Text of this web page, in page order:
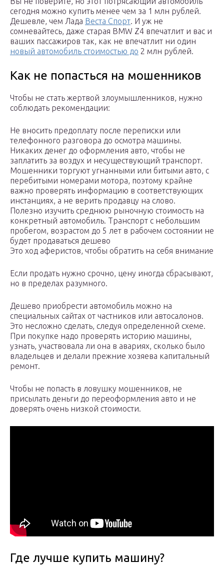
сегодня можно купить менее чем за 1 млн рублей.
Дешевле, чем Лада Веста Спорт. И уж не
сомневайтесь, даже старая BMW Z4 впечатлит и вас и
ваших пассажиров так, как не впечатлит ни один
новый автомобиль стоимостью до 2 млн рублей.
Как не попасться на мошенников
Чтобы не стать жертвой злоумышленников, нужно
соблюдать рекомендации:
Не вносить предоплату после переписки или
телефонного разговора до осмотра машины.
Никаких денег до оформления авто, чтобы не
заплатить за воздух и несуществующий транспорт.
Мошенники торгуют угнанными или битыми авто, с
перебитыми номерами мотора, поэтому крайне
важно проверять информацию в соответствующих
инстанциях, а не верить продавцу на слово.
Полезно изучить среднюю рыночную стоимость на
конкретный автомобиль. Транспорт с небольшим
пробегом, возрастом до 5 лет в рабочем состоянии не
будет продаваться дешево
Это ход аферистов, чтобы обратить на себя внимание
Если продать нужно срочно, цену иногда сбрасывают,
но в пределах разумного.
Дешево приобрести автомобиль можно на
специальных сайтах от частников или автосалонов.
Это несложно сделать, следуя определенной схеме.
При покупке надо проверять историю машины,
узнать, участвовала ли она в авариях, сколько было
владельцев и делали прежние хозяева капитальный
ремонт.
Чтобы не попасть в ловушку мошенников, не
присылать деньги до переоформления авто и не
доверять очень низкой стоимости.
Где лучше купить машину?